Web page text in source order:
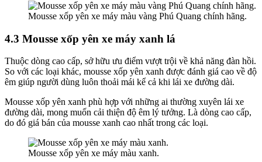
Mousse xốp yên xe máy màu vàng Phú Quang chính hãng.
4.3 Mousse xốp yên xe máy xanh lá
Thuộc dòng cao cấp, sở hữu ưu điểm vượt trội về khả năng đàn hồi.
So với các loại khác, mousse xốp yên xanh được đánh giá cao về độ
êm giúp người dùng luôn thoải mái kể cả khi lái xe đường dài.
Mousse xốp yên xanh phù hợp với những ai thường xuyên lái xe
đường dài, mong muốn cải thiện độ êm lý tưởng. Là dòng cao cấp,
do đó giá bán của mousse xanh cao nhất trong các loại.
Mousse xốp yên xe máy màu xanh.